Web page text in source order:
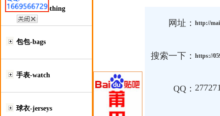
服装类-Clothing
包包-bags
手表-watch
球衣-jerseys
网址： http://
搜索一下： https://
QQ：